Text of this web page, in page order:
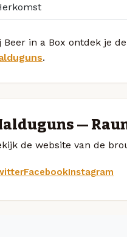
Beer in a Box ontdek je
.
—
de website van de
FacebookInstagram